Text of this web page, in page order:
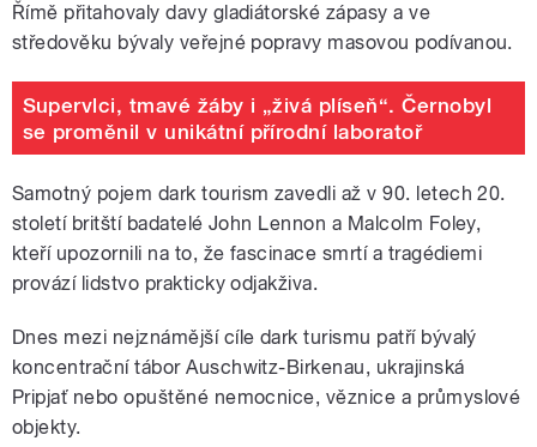
Římě přitahovaly davy gladiátorské zápasy a ve
středověku bývaly veřejné popravy masovou podívanou.
Supervlci, tmavé žáby i „živá plíseň“. Černobyl
se proměnil v unikátní přírodní laboratoř
Samotný pojem dark tourism zavedli až v 90. letech 20.
století britští badatelé John Lennon a Malcolm Foley,
kteří upozornili na to, že fascinace smrtí a tragédiemi
provází lidstvo prakticky odjakživa.
Dnes mezi nejznámější cíle dark turismu patří bývalý
koncentrační tábor Auschwitz-Birkenau, ukrajinská
Pripjať nebo opuštěné nemocnice, věznice a průmyslové
objekty.